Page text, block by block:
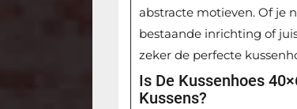
abstracte motieven. Of je
bestaande inrichting of
zeker de perfecte
Is De Kussenhoes
Kussens?